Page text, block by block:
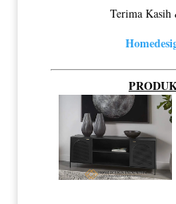
Terima Kasih